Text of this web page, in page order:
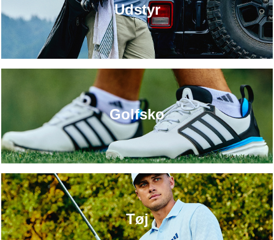
Udstyr
Golfsko
Tøj